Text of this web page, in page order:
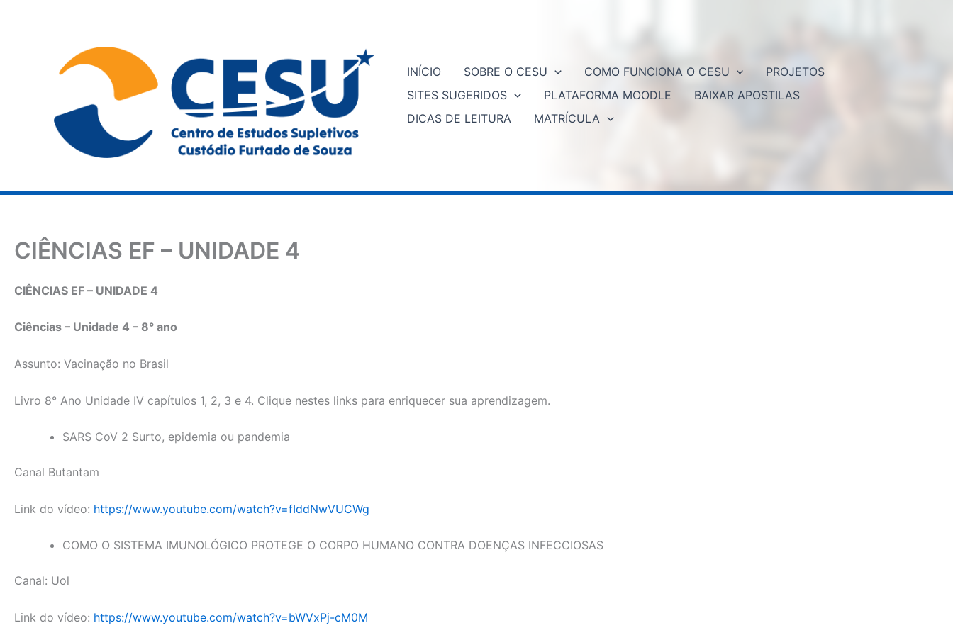
INÍCIO SOBRE O CESU COMO FUNCIONA O CESU
PROJETOS
SITES SUGERIDOS
PLATAFORMA MOODLE
BAIXAR APOSTILAS
DICAS DE LEITURA
MATRÍCULA
CIÊNCIAS EF – UNIDADE 4
CIÊNCIAS EF – UNIDADE 4
Ciências – Unidade 4 – 8° ano
Assunto: Vacinação no Brasil
Livro 8° Ano Unidade IV capítulos 1, 2, 3 e 4. Clique nestes links para enriquecer sua aprendizagem.
SARS CoV 2 Surto, epidemia ou pandemia
Canal Butantam
Link do vídeo: https://www.youtube.com/watch?v=fIddNwVUCWg
COMO O SISTEMA IMUNOLÓGICO PROTEGE O CORPO HUMANO CONTRA DOENÇAS INFECCIOSAS
Canal: Uol
Link do vídeo: https://www.youtube.com/watch?v=bWVxPj-cM0M